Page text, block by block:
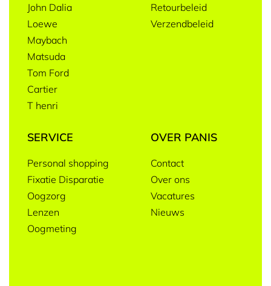
John Dalia
Loewe
Maybach
Matsuda
Tom Ford
Cartier
T henri
Retourbeleid
Verzendbeleid
SERVICE
Personal shopping
Fixatie Disparatie
Oogzorg
Lenzen
Oogmeting
OVER PANIS
Contact
Over ons
Vacatures
Nieuws